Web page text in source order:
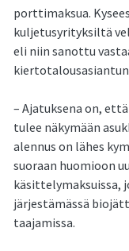
porttimaksua.
kuljetusyrityksiltä
eli niin sanottu
– Ajatuksena on,
tulee näkymään
alennus on lähes
suoraan huomioon
käsittelymaksuissa,
järjestämässä
taajamissa.